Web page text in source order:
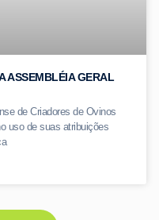
ASSEMBLÉIA GERAL
de Criadores de Ovinos
uso de suas atribuições